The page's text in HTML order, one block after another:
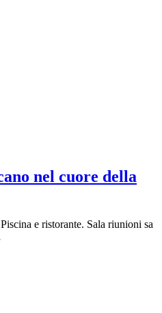
nel cuore della
e ristorante. Sala riunioni sa